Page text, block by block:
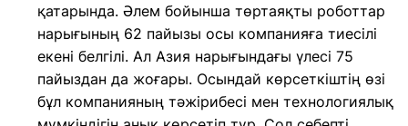
қатарында. Әлем бойынша төртаяқты роботтар
нарығының 62 пайызы осы компанияға тиесілі
екені белгілі. Ал Азия нарығындағы үлесі 75
пайыздан да жоғары. Осындай көрсеткіштің өзі
бұл компанияның тәжірибесі мен технологиялық